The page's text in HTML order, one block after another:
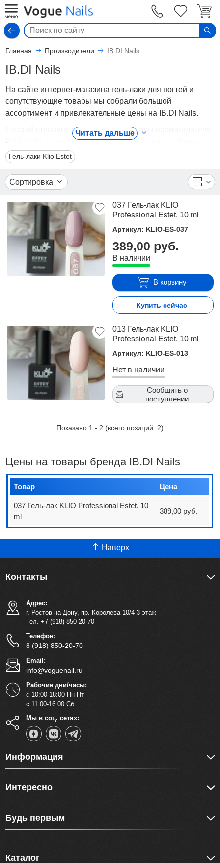
Главная Производители IB.DI Nails
IB.DI Nails
На сайте интернет-магазина гель-лаки для ногтей и
сопутствующие товары мы собрали большой
ассортимент и привлекательные цены на IB.DI Nails.
На этой странице представлены товары производителя
IB.DI Nails. Вы можете ознакомиться с фотографиями,
описанием товаров, отзывами покупателей,
техническими характеристиками, а также сравнить
понравившиеся модели и выбрать лучшую стоимость.
достаточно оформить заявку на сайте или связаться с
консультантом в режиме on-line.
Читать дальше
Гель-лаки Klio Estet
Сортировка
037 Гель-лак KLIO
Professional Estet, 10 ml
Артикул: KLIO-ES-037
389,00 руб.
В наличии
В корзину
Купить сейчас
013 Гель-лак KLIO
Professional Estet, 10 ml
Артикул: KLIO-ES-013
Нет в наличии
Сообщить о
поступлении
Показано 1 - 2 (всего позиций: 2)
Цены на товары бренда IB.DI Nails
Товар Цена
037 Гель-лак KLIO Professional Estet, 10
ml
389,00 руб.
Наверх
Контакты
Адрес:
г. Ростов-на-Дону, пр. Королева 10/4 3 этаж
Тел. +7 (918) 850-20-70
Телефон:
8 (918) 850-20-70
Email:
info@voguenail.ru
Рабочие дни/часы:
с 10:00-18:00 Пн-Пт
с 11:00-16:00 Сб
Мы в соц. сетях:
Информация
Интересно
Будь первым
Каталог